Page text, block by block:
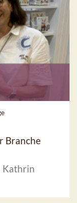
Branche
Kathrin